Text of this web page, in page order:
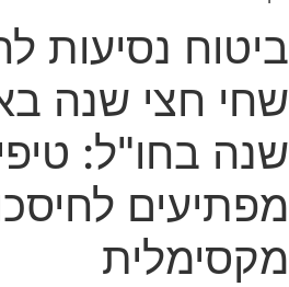
ביטוח נסיעות
שחי חצי שנה
שנה בחו"ל:
מפתיעים
מקסימלית